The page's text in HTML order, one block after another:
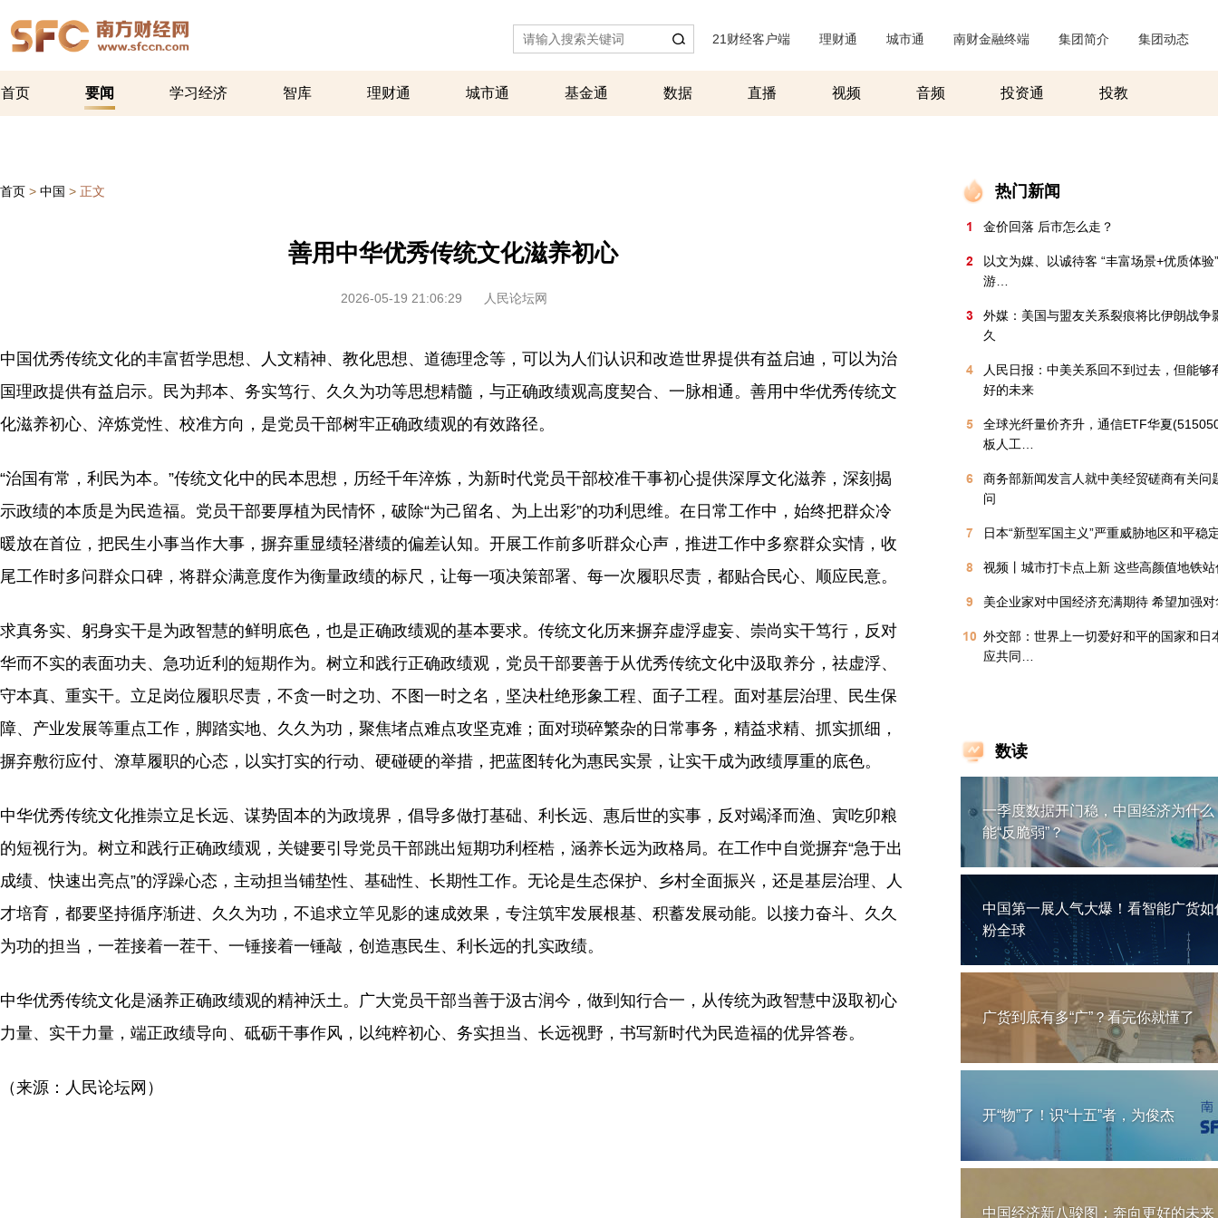
21财经客户端 理财通 城市通 南财金融终端 集团简介 集团动态
首页 要闻 学习经济 智库 理财通 城市通 基金通 数据 直播 视频 音频 投资通 投教
首页 > 中国 > 正文
善用中华优秀传统文化滋养初心
2026-05-19 21:06:29 人民论坛网
中国优秀传统文化的丰富哲学思想、人文精神、教化思想、道德理念等，可以为人们认识和改造世界提供有益启迪，可以为治
国理政提供有益启示。民为邦本、务实笃行、久久为功等思想精髓，与正确政绩观高度契合、一脉相通。善用中华优秀传统文
化滋养初心、淬炼党性、校准方向，是党员干部树牢正确政绩观的有效路径。
“治国有常，利民为本。”传统文化中的民本思想，历经千年淬炼，为新时代党员干部校准干事初心提供深厚文化滋养，深刻揭
示政绩的本质是为民造福。党员干部要厚植为民情怀，破除“为己留名、为上出彩”的功利思维。在日常工作中，始终把群众冷
暖放在首位，把民生小事当作大事，摒弃重显绩轻潜绩的偏差认知。开展工作前多听群众心声，推进工作中多察群众实情，收
尾工作时多问群众口碑，将群众满意度作为衡量政绩的标尺，让每一项决策部署、每一次履职尽责，都贴合民心、顺应民意。
求真务实、躬身实干是为政智慧的鲜明底色，也是正确政绩观的基本要求。传统文化历来摒弃虚浮虚妄、崇尚实干笃行，反对
华而不实的表面功夫、急功近利的短期作为。树立和践行正确政绩观，党员干部要善于从优秀传统文化中汲取养分，祛虚浮、
守本真、重实干。立足岗位履职尽责，不贪一时之功、不图一时之名，坚决杜绝形象工程、面子工程。面对基层治理、民生保
障、产业发展等重点工作，脚踏实地、久久为功，聚焦堵点难点攻坚克难；面对琐碎繁杂的日常事务，精益求精、抓实抓细，
摒弃敷衍应付、潦草履职的心态，以实打实的行动、硬碰硬的举措，把蓝图转化为惠民实景，让实干成为政绩厚重的底色。
中华优秀传统文化推崇立足长远、谋势固本的为政境界，倡导多做打基础、利长远、惠后世的实事，反对竭泽而渔、寅吃卯粮
的短视行为。树立和践行正确政绩观，关键要引导党员干部跳出短期功利桎梏，涵养长远为政格局。在工作中自觉摒弃“急于出
成绩、快速出亮点”的浮躁心态，主动担当铺垫性、基础性、长期性工作。无论是生态保护、乡村全面振兴，还是基层治理、人
才培育，都要坚持循序渐进、久久为功，不追求立竿见影的速成效果，专注筑牢发展根基、积蓄发展动能。以接力奋斗、久久
为功的担当，一茬接着一茬干、一锤接着一锤敲，创造惠民生、利长远的扎实政绩。
中华优秀传统文化是涵养正确政绩观的精神沃土。广大党员干部当善于汲古润今，做到知行合一，从传统为政智慧中汲取初心
力量、实干力量，端正政绩导向、砥砺干事作风，以纯粹初心、务实担当、长远视野，书写新时代为民造福的优异答卷。
（来源：人民论坛网）
热门新闻
1 金价回落 后市怎么走？
2
以文为媒、以诚待客 “丰富场景+优质体验
游…
3
外媒：美国与盟友关系裂痕将比伊朗战争
久
4
人民日报：中美关系回不到过去，但能够
好的未来
5
全球光纤量价齐升，通信ETF华夏
板人工…
6
商务部新闻发言人就中美经贸磋商有关问
问
7 日本“新型军国主义”严重威胁地区和平稳
8 视频丨城市打卡点上新 这些高颜值地铁
9 美企业家对中国经济充满期待 希望加强
10 外交部：世界上一切爱好和平的国家和日
应共同…
数读
一季度数据开门稳，中国经济为什么
能“反脆弱”？
中国第一展人气大爆！看智能广货如
粉全球
广货到底有多“广”？看完你就懂了
开“物”了！识“十五”者，为俊杰
中国经济新八骏图：奔向更好的未来